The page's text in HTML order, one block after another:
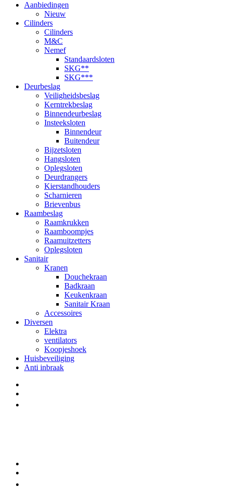
Aanbiedingen
Nieuw
Cilinders
Cilinders
M&C
Nemef
Standaardsloten
SKG**
SKG***
Deurbeslag
Veiligheidsbeslag
Kerntrekbeslag
Binnendeurbeslag
Insteeksloten
Binnendeur
Buitendeur
Bijzetsloten
Hangsloten
Oplegsloten
Deurdrangers
Kierstandhouders
Scharnieren
Brievenbus
Raambeslag
Raamkrukken
Raamboompjes
Raamuitzetters
Oplegsloten
Sanitair
Kranen
Douchekraan
Badkraan
Keukenkraan
Sanitair Kraan
Accessoires
Diversen
Elektra
ventilators
Koopjeshoek
Huisbeveiliging
Anti inbraak